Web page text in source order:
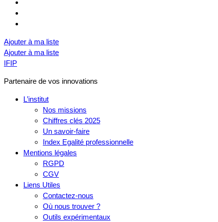
Ajouter à ma liste
Ajouter à ma liste
IFIP
Partenaire de vos innovations
L’institut
Nos missions
Chiffres clés 2025
Un savoir-faire
Index Egalité professionnelle
Mentions légales
RGPD
CGV
Liens Utiles
Contactez-nous
Où nous trouver ?
Outils expérimentaux